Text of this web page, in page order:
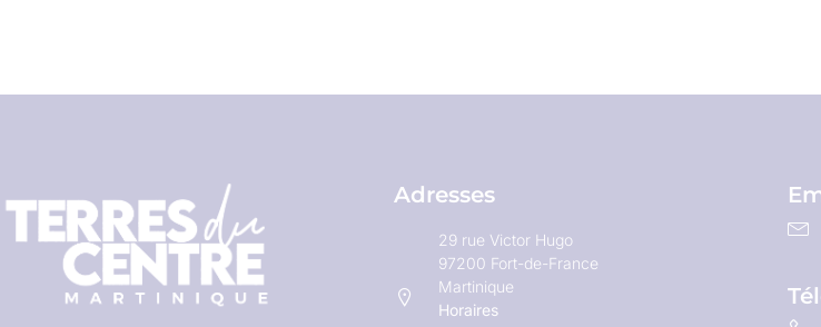
Adresses
29 rue Victor Hugo
97200 Fort-de-France
Martinique
Horaires